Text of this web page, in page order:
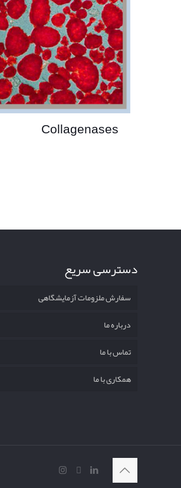
Collagenases
دسترسی سریع
سفارش ملزومات آزمایشگاهی
درباره ما
تماس با ما
همکاری با ما